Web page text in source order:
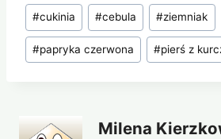
Tagi
wpisu:
#cukinia #cebula #ziemniak
#papryka czerwona #pierś z
Milena